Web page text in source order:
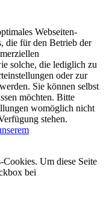
Webseiten-
die für den Betrieb der
solche, die lediglich zu
oder zur
Sie können selbst
möchten. Bitte
womöglich nicht
stehen.
Cookies. Um diese Seite
bei